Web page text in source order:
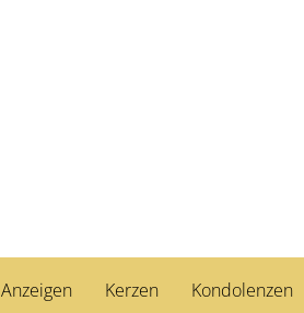
Anzeigen Kerzen Kondolenzen